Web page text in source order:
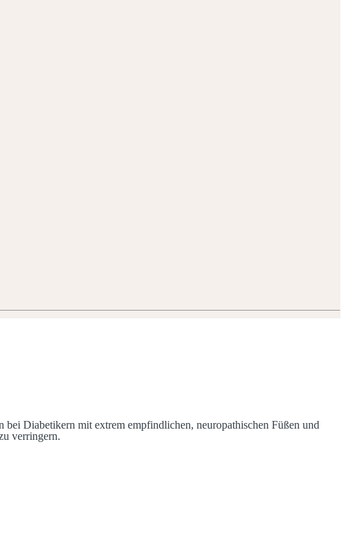
Diabetikern mit extrem empfindlichen, neuropathischen Füßen und
verringern.